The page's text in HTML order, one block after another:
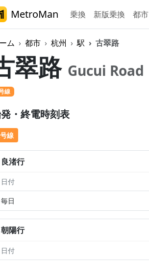
MetroMan 乗換 新版乗換 都市
ム 都市 杭州 駅 古翠路
翠路 Gucui Road
線
・終電時刻表
線
良渚行
日付
毎日
朝陽行
日付